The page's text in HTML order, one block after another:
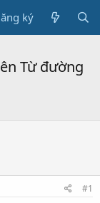
ký
Từ đường
#1